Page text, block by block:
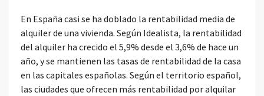
En España casi se ha doblado la rentabilidad media de
alquiler de una vivienda. Según Idealista, la rentabilidad
del alquiler ha crecido el 5,9% desde el 3,6% de hace un
año, y se mantienen las tasas de rentabilidad de la casa
en las capitales españolas. Según el territorio español,
las ciudades que ofrecen más rentabilidad por alquilar